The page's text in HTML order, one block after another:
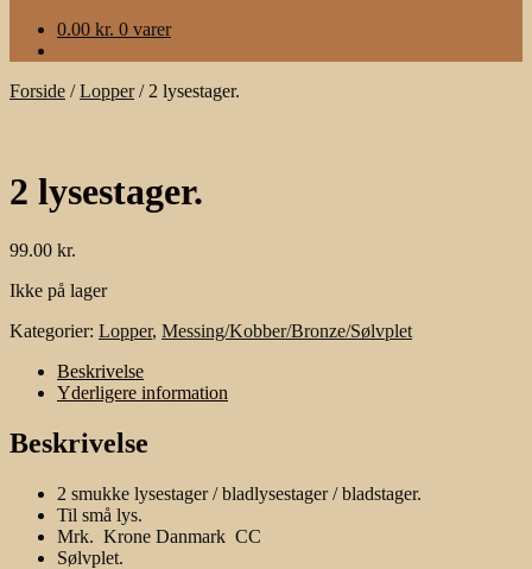
0.00 kr. 0 varer
Forside /Lopper/ 2 lysestager.
2 lysestager.
99.00 kr.
Ikke på lager
Kategorier: Lopper, Messing/Kobber/Bronze/Sølvplet
Beskrivelse
Yderligere information
Beskrivelse
2 smukke lysestager / bladlysestager / bladstager.
Til små lys.
Mrk. Krone Danmark CC
Sølvplet.